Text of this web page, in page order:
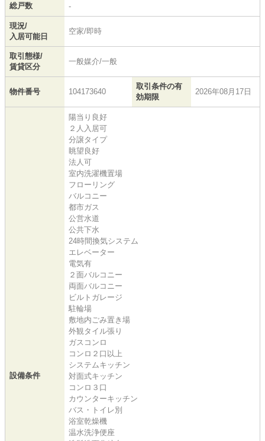
総戸数 -
現況/
入居可能日
空家/即時
取引態様/
賃貸区分
一般媒介/一般
物件番号 104173640
取引条件の有
効期限
2026年08月17日
設備条件
陽当り良好
２人入居可
分譲タイプ
眺望良好
法人可
室内洗濯機置場
フローリング
バルコニー
都市ガス
公営水道
公共下水
24時間換気システム
エレベーター
電気有
２面バルコニー
両面バルコニー
ビルトガレージ
駐輪場
敷地内ごみ置き場
外観タイル張り
ガスコンロ
コンロ２口以上
システムキッチン
対面式キッチン
コンロ３口
カウンターキッチン
バス・トイレ別
浴室乾燥機
温水洗浄便座